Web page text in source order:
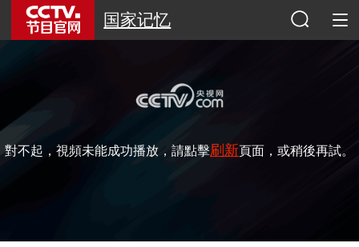
国家记忆
對不起，視頻未能成功播放，請點擊刷新頁面，或稍後再試。